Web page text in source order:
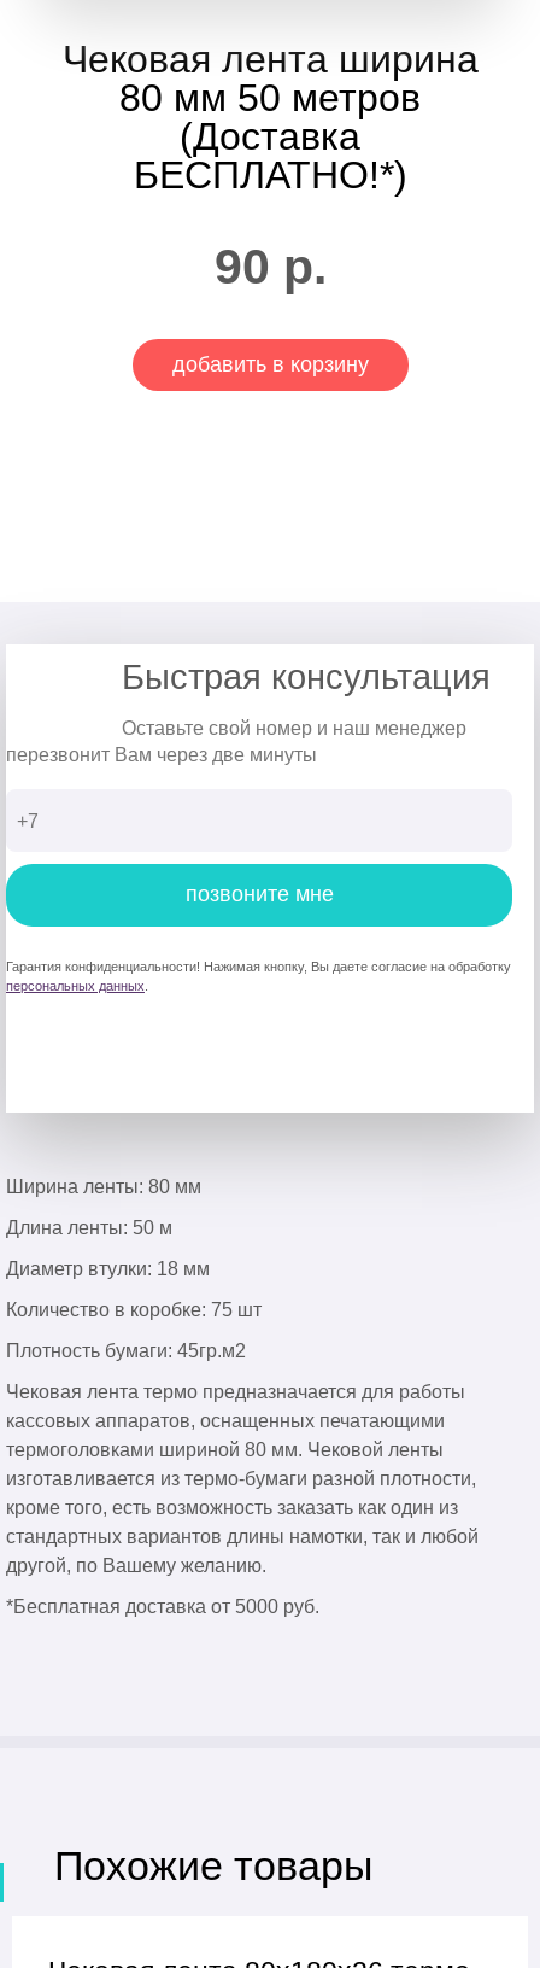
Чековая лента ширина
80 мм 50 метров
(Доставка
БЕСПЛАТНО!*)
90 р.
добавить в корзину
Быстрая консультация
Оставьте свой номер и наш менеджер
перезвонит Вам через две минуты
позвоните мне
Гарантия конфиденциальности! Нажимая кнопку, Вы даете согласие на обработку
персональных данных
Ширина ленты: 80 мм
Длина ленты: 50 м
Диаметр втулки: 18 мм
Количество в коробке: 75 шт
Плотность бумаги: 45гр.м2
Чековая лента термо предназначается для работы
кассовых аппаратов, оснащенных печатающими
термоголовками шириной 80 мм. Чековой ленты
изготавливается из термо-бумаги разной плотности,
кроме того, есть возможность заказать как один из
стандартных вариантов длины намотки, так и любой
другой, по Вашему желанию.
*Бесплатная доставка от 5000 руб.
Похожие товары